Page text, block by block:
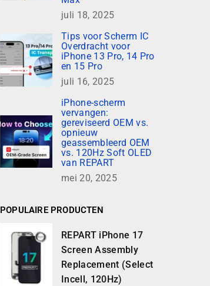
juli 18, 2025
Tips voor Scherm IC
Overdracht voor
iPhone 13 Pro, 14 Pro
en 15 Pro
juli 16, 2025
iPhone-scherm
vervangen:
gereviseerd OEM vs.
opnieuw
geassembleerd OEM
vs. 120Hz Soft OLED
van REPART
mei 20, 2025
POPULAIRE PRODUCTEN
REPART iPhone 17
Screen Assembly
Replacement (Select
Incell, 120Hz)